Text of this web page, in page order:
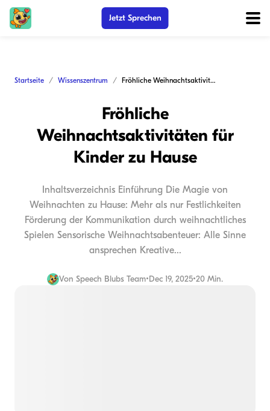
Jetzt Sprechen
Startseite Wissenszentrum Fröhliche Weihnachtsaktivitäten für Kinder zu Hause
Fröhliche
Weihnachtsaktivitäten für
Kinder zu Hause
Inhaltsverzeichnis Einführung Die Magie von
Weihnachten zu Hause: Mehr als nur Festlichkeiten
Förderung der Kommunikation durch weihnachtliches
Spielen Sensorische Weihnachtsabenteuer: Alle Sinne
ansprechen Kreative...
Von Speech Blubs Team•Dec 19, 2025•20 Min.